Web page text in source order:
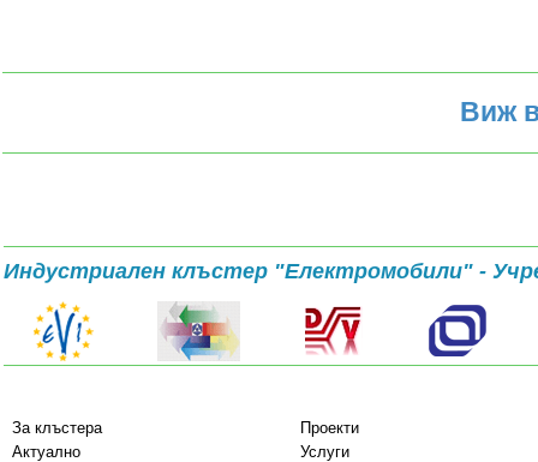
Виж
Индустриален клъстер "Електромобили" -
За клъстера
Проекти
Актуално
Услуги